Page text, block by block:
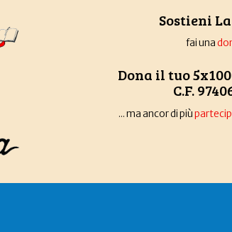
Sostieni
fai una
Dona il tuo
C.F.
... ma ancor di più